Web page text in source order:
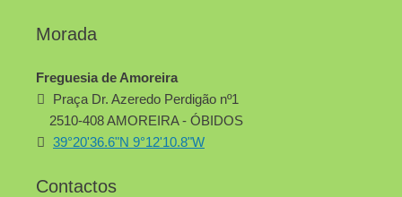
Morada
Freguesia de Amoreira
Praça Dr. Azeredo Perdigão nº1
2510-408 AMOREIRA - ÓBIDOS
39°20'36.6"N 9°12'10.8"W
Contactos